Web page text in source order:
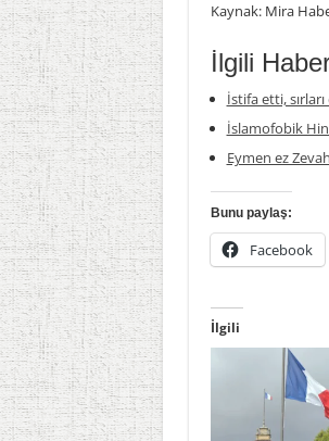
Kaynak: Mira
İlgili
İstifa etti,
İslamofobik
Eymen ez
Bunu paylaş:
Facebook
İlgili